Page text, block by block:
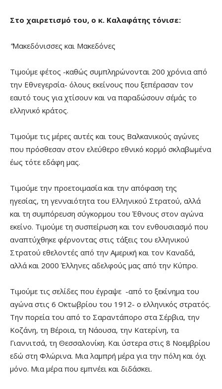
Στο χαιρετισμό του, ο κ. Καλαφάτης τόνισε:
“Μακεδόνισσες και Μακεδόνες
Τιμούμε φέτος -καθώς συμπληρώνονται 200 χρόνια από
την Εθνεγερσία- όλους εκείνους που ξεπέρασαν τον
εαυτό τους για χτίσουν και να παραδώσουν σ΄εμάς το
ελληνικό κράτος.
Τιμούμε τις μέρες αυτές και τους Βαλκανικούς αγώνες
που πρόσθεσαν στον ελεύθερο εθνικό κορμό σκλαβωμένα
έως τότε εδάφη μας.
Τιμούμε την προετοιμασία και την απόφαση της
ηγεσίας, τη γενναιότητα του Ελληνικού Στρατού, αλλά
και τη συμπόρευση σύγκορμου του Έθνους στον αγώνα
εκείνο. Τιμούμε τη συσπείρωση και τον ενθουσιασμό που
αναπτύχθηκε φέρνοντας στις τάξεις του ελληνικού
Στρατού εθελοντές από την Αμερική και τον Καναδά,
αλλά και 2000 Έλληνες αδελφούς μας από την Κύπρο.
Τιμούμε τις σελίδες που έγραψε -από το ξεκίνημα του
αγώνα στις 6 Οκτωβρίου του 1912- ο ελληνικός στρατός.
Την πορεία του από το Σαραντάπορο στα Σέρβια, την
Κοζάνη, τη Βέροια, τη Νάουσα, την Κατερίνη, τα
Γιαννιτσά, τη Θεσσαλονίκη. Και ύστερα στις 8 Νοεμβρίου
εδώ στη Φλώρινα. Μια λαμπρή μέρα για την πόλη και όχι
μόνο. Μια μέρα που εμπνέει και διδάσκει.